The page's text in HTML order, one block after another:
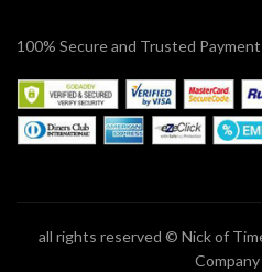
100% Secure and Trusted Payment
all rights reserved © Nick of